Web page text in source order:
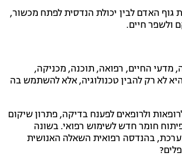
גוף האדם לבין יכולת הנדסית לפתח מכשור,
ולשפר חיים.
מדעי החיים, רפואה, תוכנה, מכניקה,
לא רק להבין טכנולוגיה, אלא להשתמש בה
ולרופאים לפענח בדיקה, פתרון שיקום
חומר חדש לשימוש רפואי. בשונה
בהנדסה רפואית השאלה האנושית